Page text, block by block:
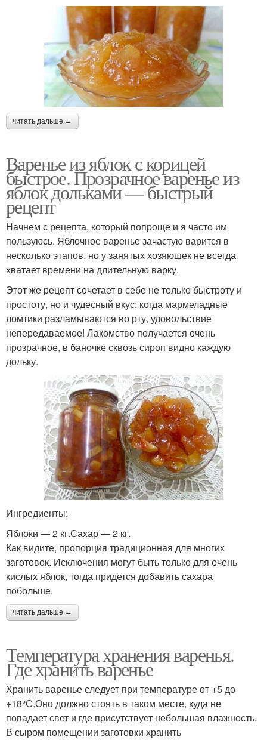
читать дальше →
Варенье из яблок с корицей
быстрое. Прозрачное варенье из
яблок дольками — быстрый
рецепт
Начнем с рецепта, который попроще и я часто им
пользуюсь. Яблочное варенье зачастую варится в
несколько этапов, но у занятых хозяюшек не всегда
хватает времени на длительную варку.
Этот же рецепт сочетает в себе не только быстроту и
простоту, но и чудесный вкус: когда мармеладные
ломтики разламываются во рту, удовольствие
непередаваемое! Лакомство получается очень
прозрачное, в баночке сквозь сироп видно каждую
дольку.
Ингредиенты:
Яблоки — 2 кг.Сахар — 2 кг.
Как видите, пропорция традиционная для многих
заготовок. Исключения могут быть только для очень
кислых яблок, тогда придется добавить сахара
побольше.
читать дальше →
Температура хранения варенья.
Где хранить варенье
Хранить варенье следует при температуре от +5 до
+18°С.Оно должно стоять в таком месте, куда не
попадает свет и где присутствует небольшая влажность.
В сыром помещении заготовки хранить